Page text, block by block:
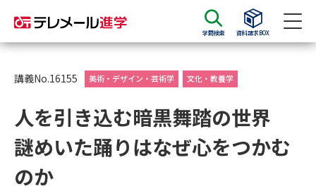
学問検索 資料請求BOX
資料請求 資料検索
大学・短大の資料種類から請求
大学パンフ
講義No.16155 美術・デザイン・芸術学 文化・教養学
人を引き込む暗黒舞踏の世界
謎めいた踊りはなぜ心をつかむ
のか